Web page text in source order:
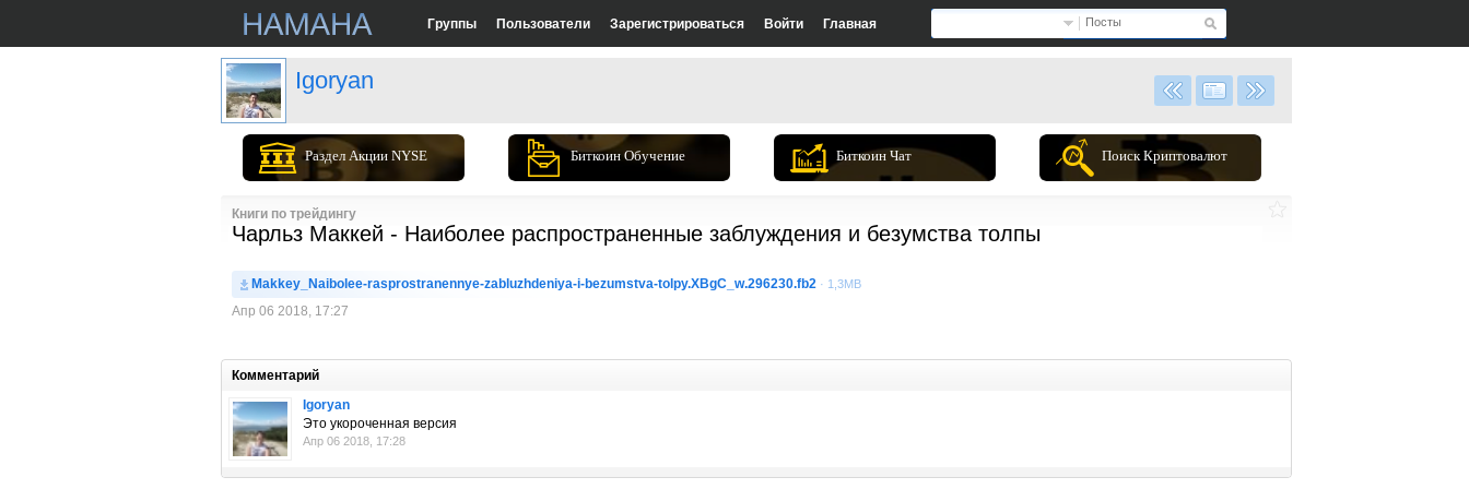
Посты
Группы Пользователи Зарегистрироваться Войти Главная
Igoryan
Раздел Акции NYSE Биткоин Обучение Биткоин Чат Поиск Криптовалют
Книги по трейдингу
Чарльз Маккей - Наиболее распространенные заблуждения и безумства толпы
Makkey_Naibolee-rasprostranennye-zabluzhdeniya-i-bezumstva-tolpy.XBgC_w.296230.fb2 · 1,3MB
Апр 06 2018, 17:27
Комментарий
Igoryan
Это укороченная версия
Апр 06 2018, 17:28